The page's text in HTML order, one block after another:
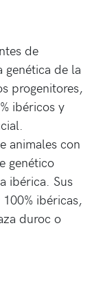
de
genética de la
progenitores,
ibéricos y
animales con
genético
ibérica. Sus
ibéricas,
duroc o